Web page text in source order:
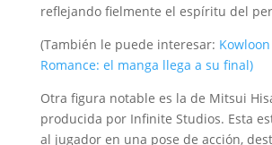
reflejando fielmente el espíritu del
(También le puede interesar:
Romance: el manga llega a su final)
Otra figura notable es la de Mitsui
producida por Infinite Studios. Esta
al jugador en una pose de acción,